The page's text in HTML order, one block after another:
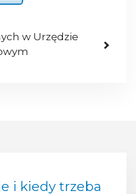
w Urzędzie
i kiedy trzeba